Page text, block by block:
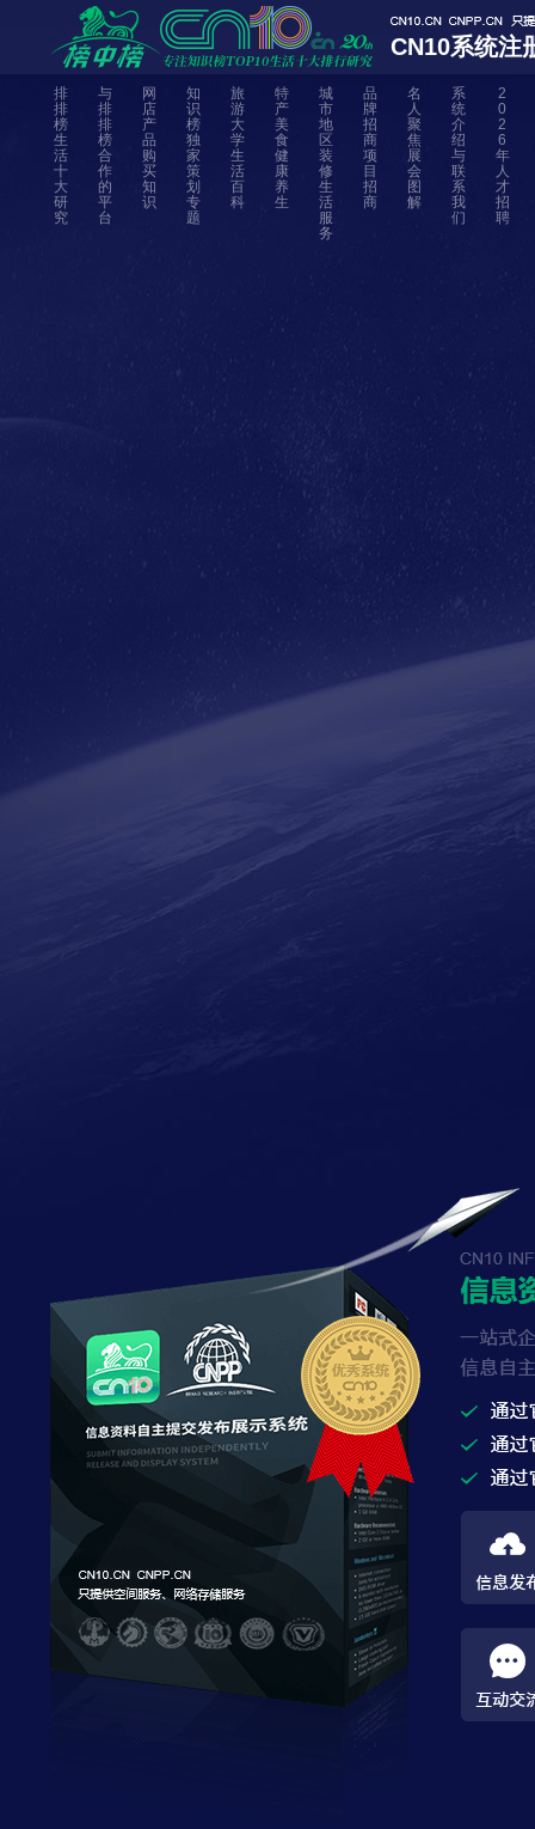
CN10系统注
排
排
榜
生
活
十
大
研
究
与
排
排
榜
合
作
的
平
台
网
店
产
品
购
买
知
识
知
识
榜
独
家
策
划
专
题
旅
游
大
学
生
活
百
科
特
产
美
食
健
康
养
生
城
市
地
区
装
修
生
活
服
务
品
牌
招
商
项
目
招
商
名
人
聚
焦
展
会
图
解
系
统
介
绍
与
联
系
我
们
2
0
2
6
年
人
才
招
聘